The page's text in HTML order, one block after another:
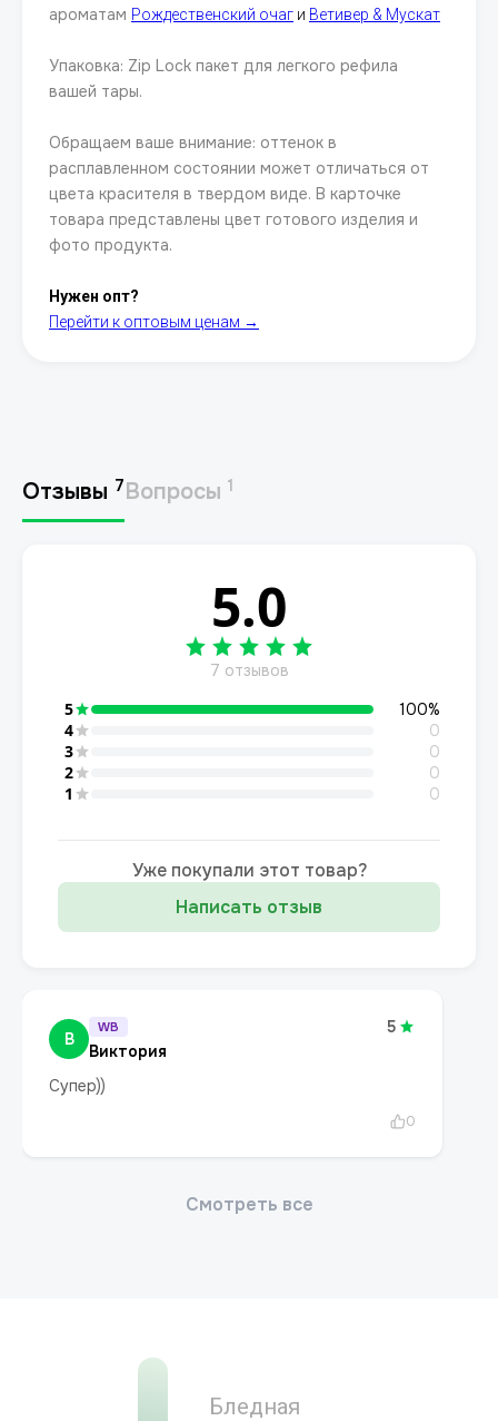
ароматам Рождественский очаг и Ветивер & Мускат
Упаковка: Zip Lock пакет для легкого рефила
вашей тары.
Обращаем ваше внимание: оттенок в
расплавленном состоянии может отличаться от
цвета красителя в твердом виде. В карточке
товара представлены цвет готового изделия и
фото продукта.
Нужен опт?
Перейти к оптовым ценам →
Бледная